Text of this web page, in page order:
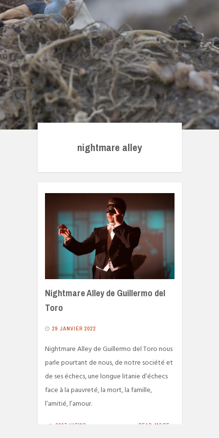
nightmare alley
Nightmare Alley de Guillermo del
Toro
29 JANVIER 2022
Nightmare Alley de Guillermo del Toro nous
parle pourtant de nous, de notre société et
de ses échecs, une longue litanie d’échecs
face à la pauvreté, la mort, la famille,
l’amitié, l’amour.
2297 VIEWS READ MORE